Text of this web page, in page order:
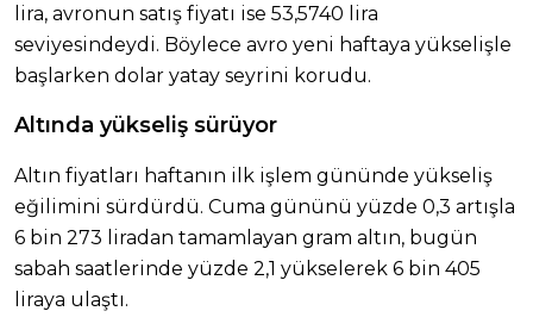
lira, avronun satış fiyatı ise 53,5740 lira
seviyesindeydi. Böylece avro yeni haftaya yükselişle
başlarken dolar yatay seyrini korudu.
Altında yükseliş sürüyor
Altın fiyatları haftanın ilk işlem gününde yükseliş
eğilimini sürdürdü. Cuma gününü yüzde 0,3 artışla
6 bin 273 liradan tamamlayan gram altın, bugün
sabah saatlerinde yüzde 2,1 yükselerek 6 bin 405
liraya ulaştı.